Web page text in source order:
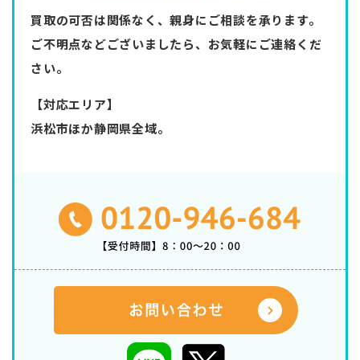
買取の可否は関係なく、親身にご相談を承ります。
ご不明点などございましたら、お気軽にご連絡くだ
さい。
【対応エリア】
浜松市ほか静岡県全域。